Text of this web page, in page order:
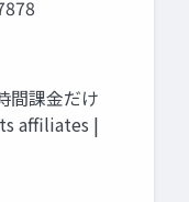
間課⾦だけ
affiliates |